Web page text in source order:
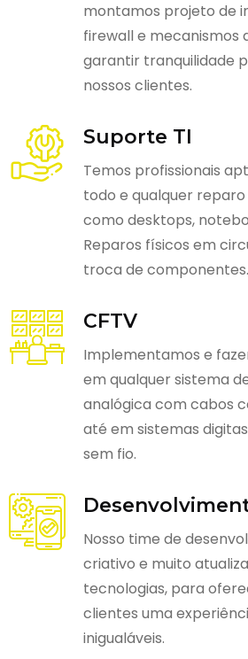
montamos projeto de
firewall e mecanismos
garantir tranquilidade
nossos clientes.
Suporte TI
Temos profissionais
todo e qualquer
como desktops,
Reparos físicos em
troca de
CFTV
Implementamos e
em qualquer sistema
analógica com cabos
até em sistemas
sem fio.
Nosso time de
criativo e muito
tecnologias, para
clientes uma
inigualáveis.